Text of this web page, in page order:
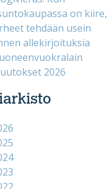
on kiire,
tehdään usein
allekirjoituksia
2026